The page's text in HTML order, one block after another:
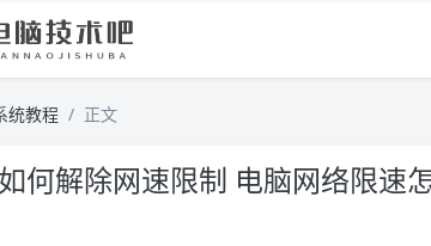
统教程 正文
何解除网速限制 电脑网络限速